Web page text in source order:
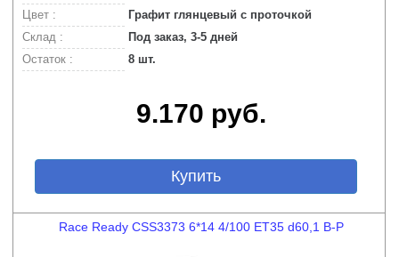
Цвет :
Графит глянцевый с проточкой
Склад :
Под заказ, 3-5 дней
Остаток :
8 шт.
9.170 руб.
Купить
Race Ready CSS3373 6*14 4/100 ET35 d60,1 B-P